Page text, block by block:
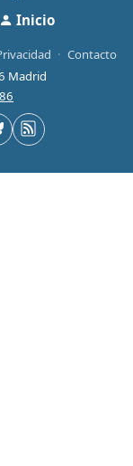
Inicio
· Contacto
Madrid
Bluesky
RSS